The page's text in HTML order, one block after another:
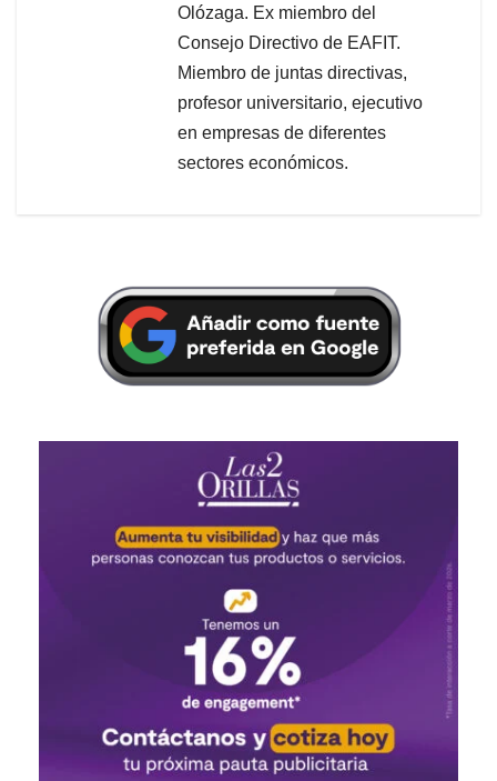
Olózaga. Ex miembro del
Consejo Directivo de EAFIT.
Miembro de juntas directivas,
profesor universitario, ejecutivo
en empresas de diferentes
sectores económicos.